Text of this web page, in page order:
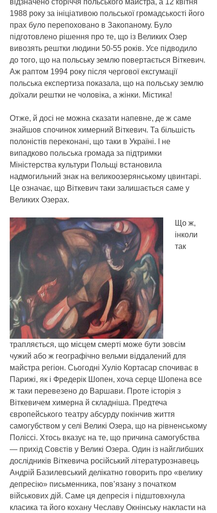
відзначено сторіччя польського майстра, а 12 квітня
1988 року за ініціативою польської громадськості його
прах було перепоховано в Закопаному. Було
підготовлено рішення про те, що із Великих Озер
вивозять рештки людини 50-55 років. Усе підводило
до того, що на польську землю повертається Віткевич.
Аж раптом 1994 року після чергової ексгумації
польська експертиза показала, що на польську землю
доїхали рештки не чоловіка, а жінки. Містика!
Отже, й досі не можна сказати напевне, де ж саме
знайшов спочинок химерний Віткевич. Та більшість
полоністів переконані, що таки в Україні. І не
випадково польська громада за підтримки
Міністерства культури Польщі встановила
надмогильний знак на великоозерянському цвинтарі.
Це означає, що Віткевич таки залишається саме у
Великих Озерах.
Що ж,
інколи
так
трапляється, що місцем смерті може бути зовсім
чужий або ж географічно вельми віддалений для
майстра регіон. Сьогодні Хуліо Кортасар спочиває в
Парижі, як і Фредерік Шопен, хоча серце Шопена все
ж таки перевезено до Варшави. Проте історія з
Віткевичем химерна й складніша. Предтеча
європейського театру абсурду покінчив життя
самогубством у селі Великі Озера, що на рівненському
Поліссі. Хтось вказує на те, що причина самогубства
— прихід Совєтів у Великі Озера. Один із найглибших
дослідників Віткевича російський літературознавець
Андрій Базилевський делікатно говорить про «велику
депресію» письменника, пов’язану з початком
військових дій. Саме ця депресія і підштовхнула
класика та його кохану Чеславу Окнінську накласти на